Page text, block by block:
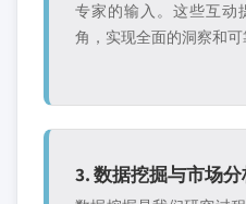
专家的输入。这些互动
角，实现全面的洞察和可
3. 数据挖掘与市场